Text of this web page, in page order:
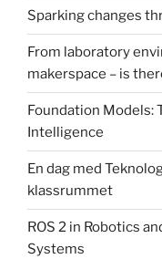
Sparking changes
From laboratory
makerspace – is
Foundation Models:
Intelligence
En dag med
klassrummet
ROS 2 in Robotics
Systems